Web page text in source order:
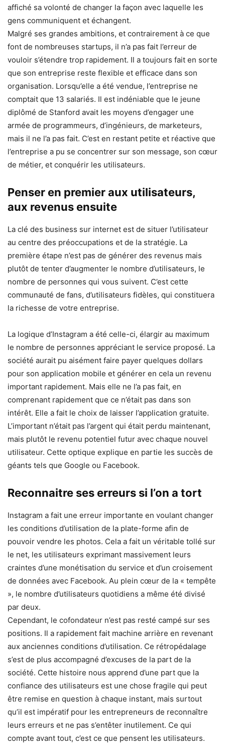
affiché sa volonté de changer la façon avec laquelle les
gens communiquent et échangent.
Malgré ses grandes ambitions, et contrairement à ce que
font de nombreuses startups, il n’a pas fait l’erreur de
vouloir s’étendre trop rapidement. Il a toujours fait en sorte
que son entreprise reste flexible et efficace dans son
organisation. Lorsqu’elle a été vendue, l’entreprise ne
comptait que 13 salariés. Il est indéniable que le jeune
diplômé de Stanford avait les moyens d’engager une
armée de programmeurs, d’ingénieurs, de marketeurs,
mais il ne l’a pas fait. C’est en restant petite et réactive que
l’entreprise a pu se concentrer sur son message, son cœur
de métier, et conquérir les utilisateurs.
Penser en premier aux utilisateurs,
aux revenus ensuite
La clé des business sur internet est de situer l’utilisateur
au centre des préoccupations et de la stratégie. La
première étape n’est pas de générer des revenus mais
plutôt de tenter d’augmenter le nombre d’utilisateurs, le
nombre de personnes qui vous suivent. C’est cette
communauté de fans, d’utilisateurs fidèles, qui constituera
la richesse de votre entreprise.
La logique d’Instagram a été celle-ci, élargir au maximum
le nombre de personnes appréciant le service proposé. La
société aurait pu aisément faire payer quelques dollars
pour son application mobile et générer en cela un revenu
important rapidement. Mais elle ne l’a pas fait, en
comprenant rapidement que ce n’était pas dans son
intérêt. Elle a fait le choix de laisser l’application gratuite.
L’important n’était pas l’argent qui était perdu maintenant,
mais plutôt le revenu potentiel futur avec chaque nouvel
utilisateur. Cette optique explique en partie les succès de
géants tels que Google ou Facebook.
Reconnaitre ses erreurs si l’on a tort
Instagram a fait une erreur importante en voulant changer
les conditions d’utilisation de la plate-forme afin de
pouvoir vendre les photos. Cela a fait un véritable tollé sur
le net, les utilisateurs exprimant massivement leurs
craintes d’une monétisation du service et d’un croisement
de données avec Facebook. Au plein cœur de la « tempête
», le nombre d’utilisateurs quotidiens a même été divisé
par deux.
Cependant, le cofondateur n’est pas resté campé sur ses
positions. Il a rapidement fait machine arrière en revenant
aux anciennes conditions d’utilisation. Ce rétropédalage
s’est de plus accompagné d’excuses de la part de la
société. Cette histoire nous apprend d’une part que la
confiance des utilisateurs est une chose fragile qui peut
être remise en question à chaque instant, mais surtout
qu’il est impératif pour les entrepreneurs de reconnaître
leurs erreurs et ne pas s’entêter inutilement. Ce qui
compte avant tout, c’est ce que pensent les utilisateurs.